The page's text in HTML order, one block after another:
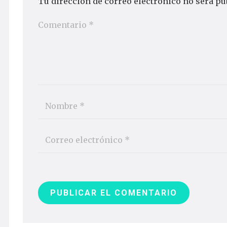
PUBLICAR EL COMENTARIO